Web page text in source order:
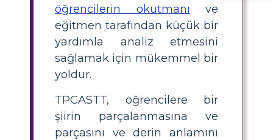
öğrencilerin okutmanı ve
eğitmen tarafından küçük bir
yardımla analiz etmesini
sağlamak için mükemmel bir
yoldur.
TPCASTT, öğrencilere bir
şiirin parçalanmasına ve
parçasını ve derin anlamını